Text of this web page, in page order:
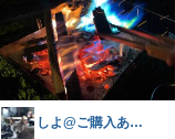
しよ@ご購入ありがとうございます